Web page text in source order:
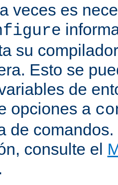
veces es
su
Esto se
de
opciones a
de
consulte el
.